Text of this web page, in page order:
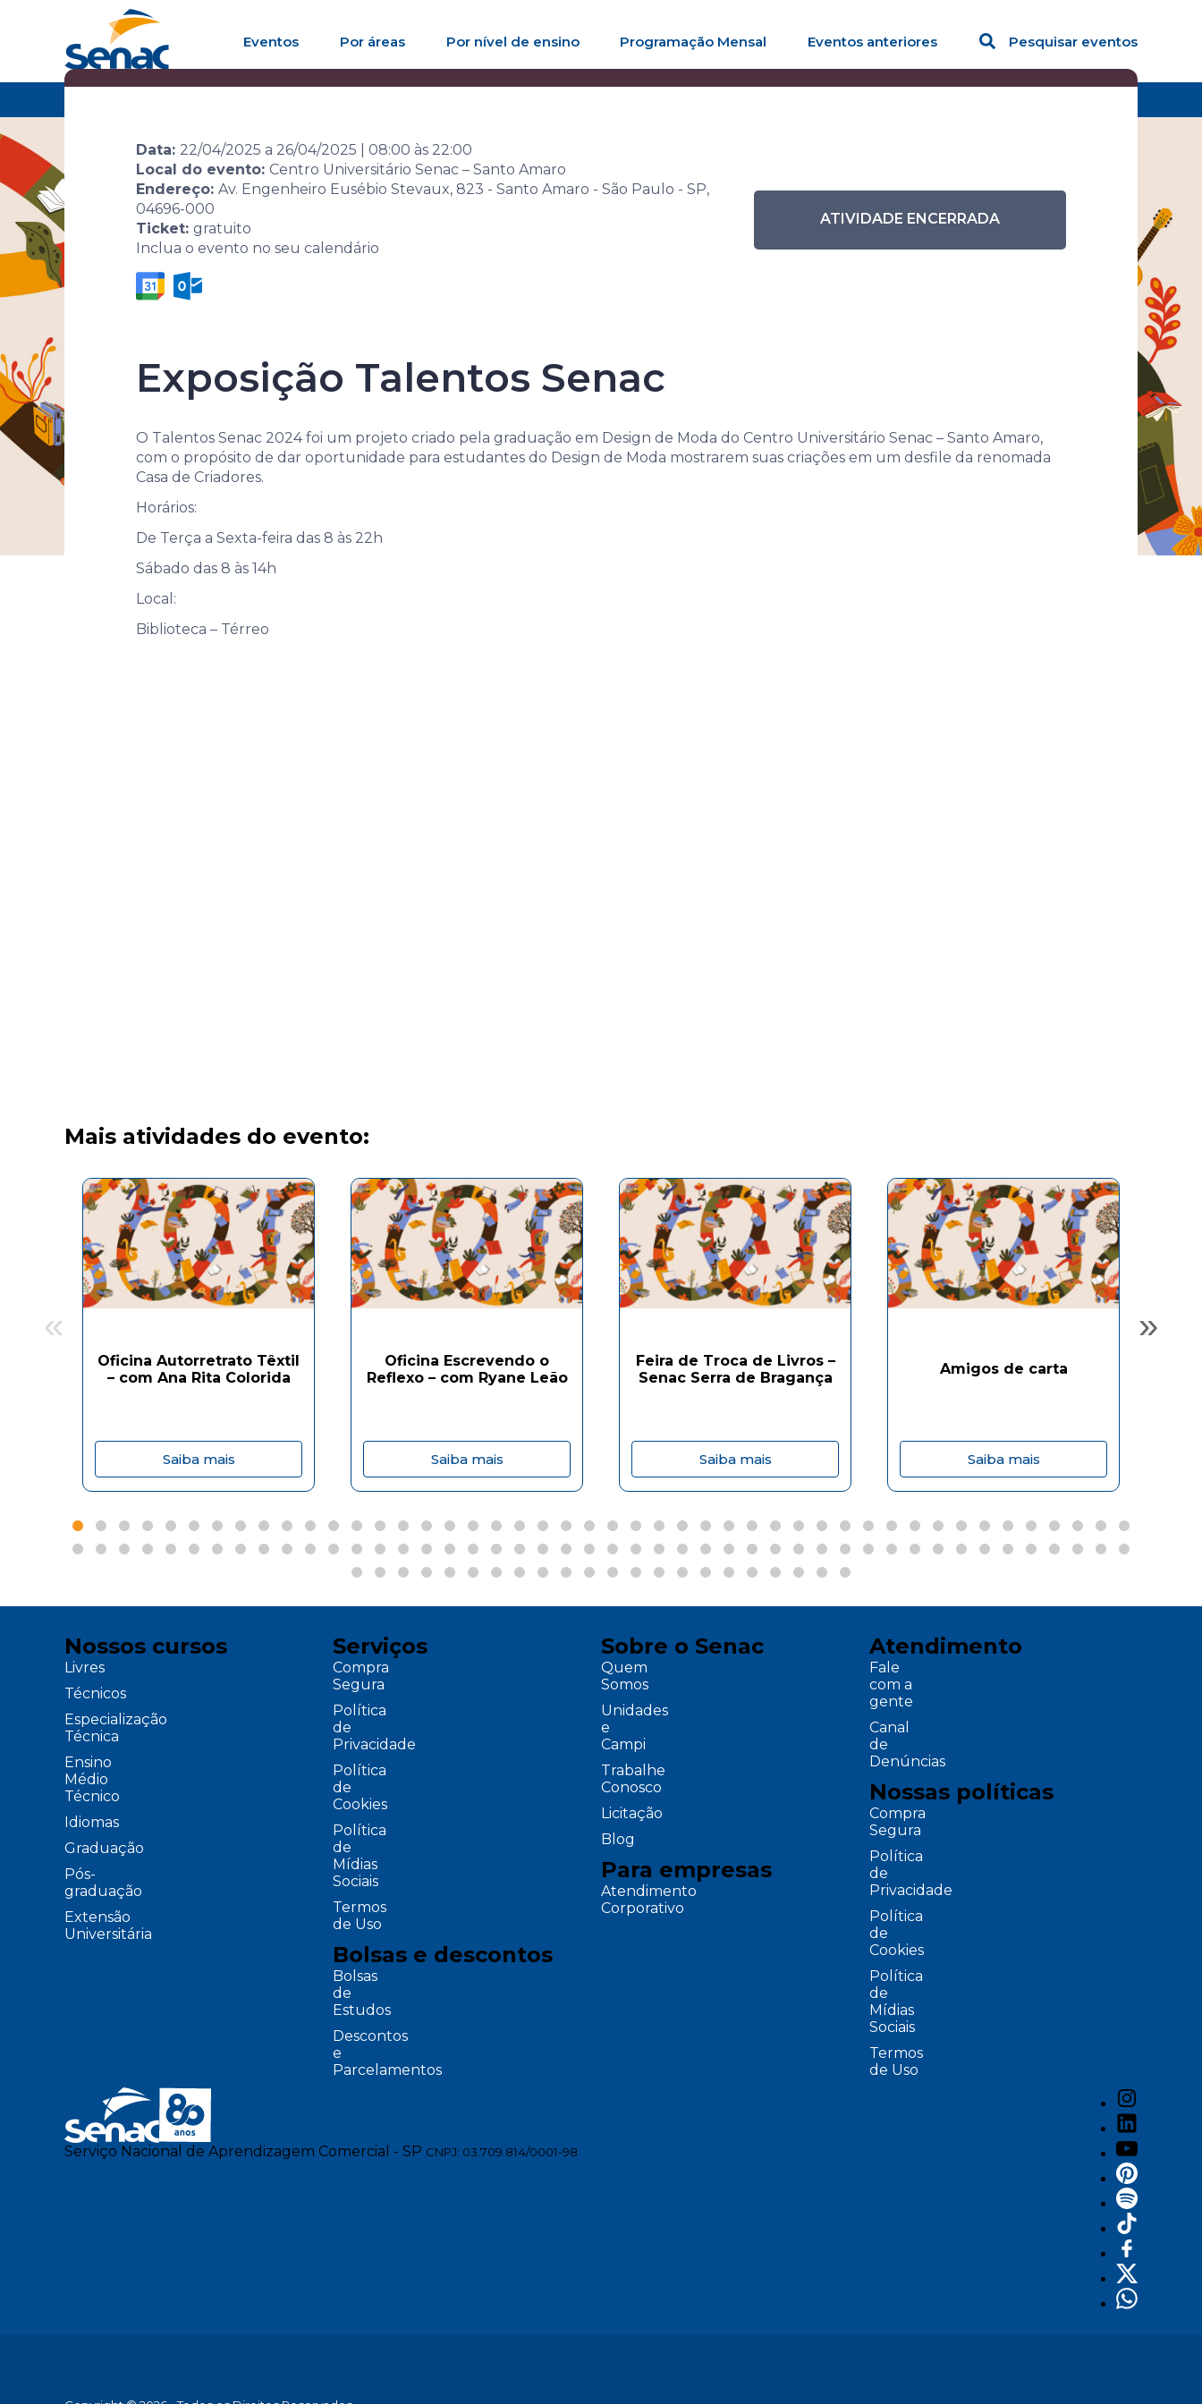
Eventos Por áreas Por nível de ensino Programação Mensal Eventos anteriores Pesquisar eventos
Data: 22/04/2025 a 26/04/2025 08:00 às 22:00
Local do evento: Centro Universitário Senac – Santo Amaro
Endereço: Av. Engenheiro Eusébio Stevaux, 823 - Santo Amaro - São Paulo - SP,
04696-000
Ticket: gratuito
Inclua o evento no seu calendário
ATIVIDADE ENCERRADA
Exposição Talentos Senac
O Talentos Senac 2024 foi um projeto criado pela graduação em Design de Moda do Centro Universitário Senac – Santo Amaro,
com o propósito de dar oportunidade para estudantes do Design de Moda mostrarem suas criações em um desfile da renomada
Casa de Criadores.
Horários:
De Terça a Sexta-feira das 8 às 22h
Sábado das 8 às 14h
Local:
Biblioteca – Térreo
Mais atividades do evento:
Oficina Autorretrato Têxtil
– com Ana Rita Colorida
Saiba mais
Oficina Escrevendo o
Reflexo – com Ryane Leão
Saiba mais
Feira de Troca de Livros –
Senac Serra de Bragança
Saiba mais
Amigos de carta
Saiba mais
« »
Nossos cursos
Livres
Técnicos
Especialização
Técnica
Ensino
Médio
Técnico
Idiomas
Graduação
Pós-
graduação
Extensão
Universitária
Serviços
Compra
Segura
Política
de
Privacidade
Política
de
Cookies
Política
de
Mídias
Sociais
Termos
de Uso
Bolsas e descontos
Bolsas
de
Estudos
Descontos
e
Parcelamentos
Sobre o Senac
Quem
Somos
Unidades
e
Campi
Trabalhe
Conosco
Licitação
Blog
Para empresas
Atendimento
Corporativo
Atendimento
Fale
com a
gente
Canal
de
Denúncias
Nossas políticas
Compra
Segura
Política
de
Privacidade
Política
de
Cookies
Política
de
Mídias
Sociais
Termos
de Uso
Serviço Nacional de Aprendizagem Comercial - SP CNPJ: 03.709.814/0001-98